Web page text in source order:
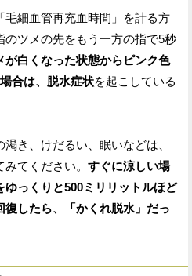
毛細血管再充血時間」を計る方
ツメの先をもう一方の指で5秒
が白くなった状態からピンク色
合は、脱水症状を起こしている
き、けだるい、眠いなどは、
てください。 すぐに涼しい場
っくりと500ミリリットルほど
したら、「かくれ脱水」だっ